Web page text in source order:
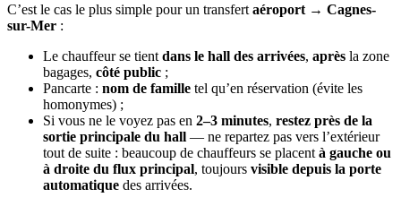
C’est le cas le plus simple pour un transfert aéroport → Cagnes-
sur-Mer :
Le chauffeur se tient dans le hall des arrivées, après la zone
bagages, côté public ;
Pancarte : nom de famille tel qu’en réservation (évite les
homonymes) ;
Si vous ne le voyez pas en 2–3 minutes, restez près de la
sortie principale du hall — ne repartez pas vers l’extérieur
tout de suite : beaucoup de chauffeurs se placent à gauche ou
à droite du flux principal, toujours visible depuis la porte
automatique des arrivées.